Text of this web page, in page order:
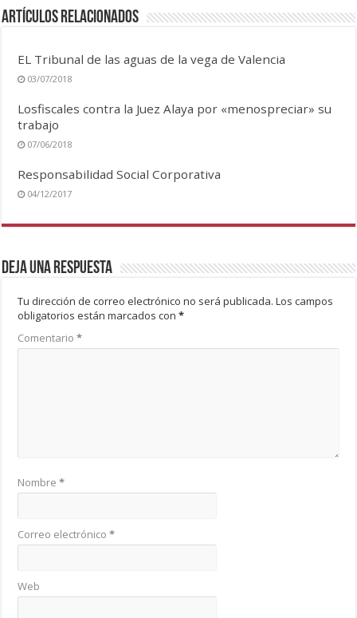
Artículos Relacionados
EL Tribunal de las aguas de la vega de Valencia
03/07/2018
Losfiscales contra la Juez Alaya por «menospreciar» su
trabajo
07/06/2018
Responsabilidad Social Corporativa
04/12/2017
Deja una respuesta
Tu dirección de correo electrónico no será publicada. Los campos
obligatorios están marcados con*
Comentario*
Nombre*
Correo electrónico*
Web